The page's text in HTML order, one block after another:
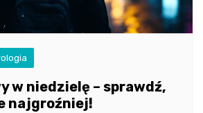
w niedzielę – sprawdź,
najgroźniej!